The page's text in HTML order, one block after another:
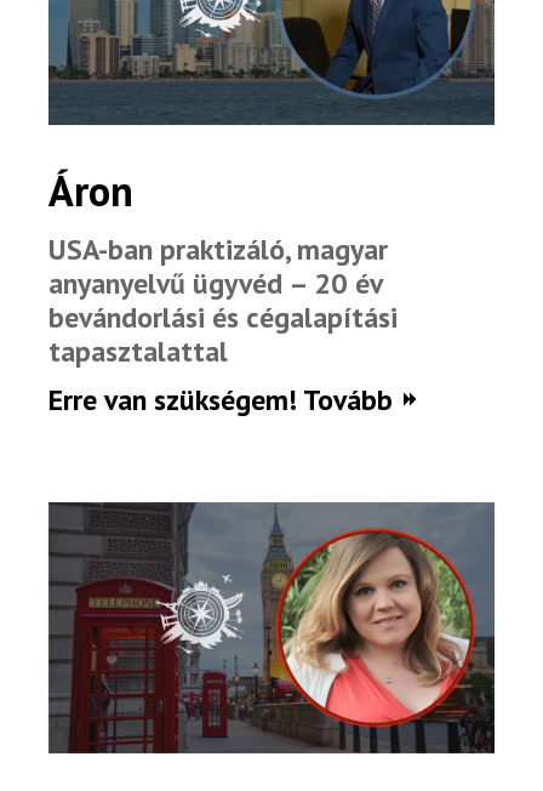
Áron
USA-ban praktizáló, magyar
anyanyelvű ügyvéd – 20 év
bevándorlási és cégalapítási
tapasztalattal
Erre van szükségem! Tovább